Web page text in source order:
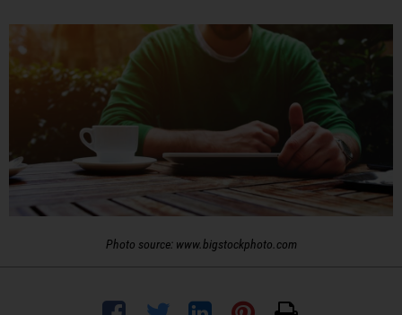
Photo source: www.bigstockphoto.com